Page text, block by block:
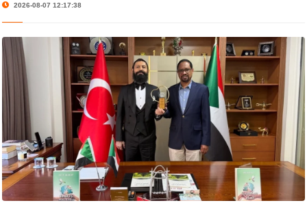
2026-08-07 12:17:38